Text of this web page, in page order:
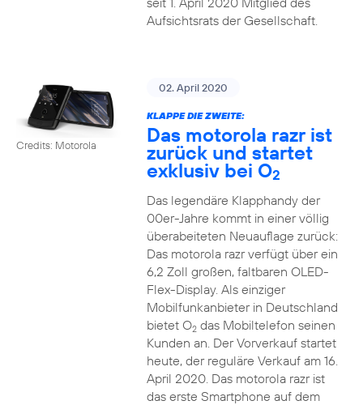
Aufsichtsrats der Gesellschaft.
Credits: Motorola
02. April 2020
KLAPPE DIE ZWEITE:
Das motorola razr ist
zurück und startet
exklusiv bei O2
Das legendäre Klapphandy der
00er-Jahre kommt in einer völlig
überabeiteten Neuauflage zurück:
Das motorola razr verfügt über ein
6,2 Zoll großen, faltbaren OLED-
Flex-Display. Als einziger
Mobilfunkanbieter in Deutschland
bietet O2das Mobiltelefon seinen
Kunden an. Der Vorverkauf startet
heute, der reguläre Verkauf am 16.
April 2020. Das motorola razr ist
das erste Smartphone auf dem